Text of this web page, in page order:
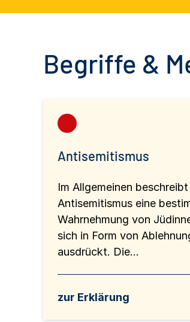
Begriffe &
Antisemitismus
Im Allgemeinen beschreibt
Antisemitismus eine
Wahrnehmung von
sich in Form von
ausdrückt. Die...
zur Erklärung